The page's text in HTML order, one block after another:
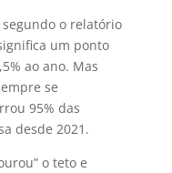
segundo o relatório
um ponto
ao ano. Mas
se
95% das
desde 2021.
o teto e